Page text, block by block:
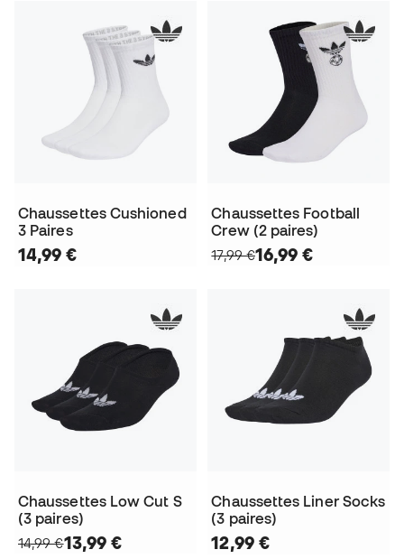
Chaussettes Cushioned
3 Paires
14,99 €
Chaussettes Football
Crew (2 paires)
17,99 €16,99 €
Chaussettes Low Cut S
(3 paires)
14,99 €13,99 €
Chaussettes Liner Socks
(3 paires)
12,99 €